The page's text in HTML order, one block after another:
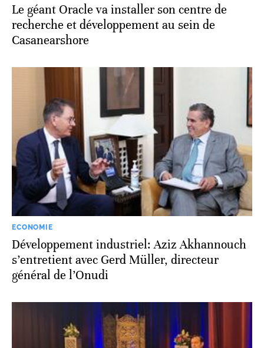
Le géant Oracle va installer son centre de
recherche et développement au sein de
Casanearshore
ECONOMIE
Développement industriel: Aziz Akhannouch
s’entretient avec Gerd Müller, directeur
général de l’Onudi